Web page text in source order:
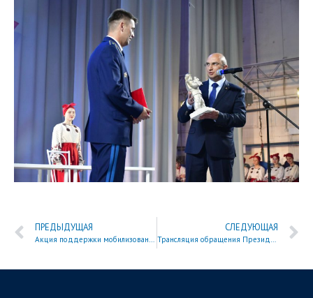
ПРЕДЫДУЩАЯ
Акция поддержки мобилизованных военных
СЛЕДУЮЩАЯ
Трансляция обращения Президента РФ